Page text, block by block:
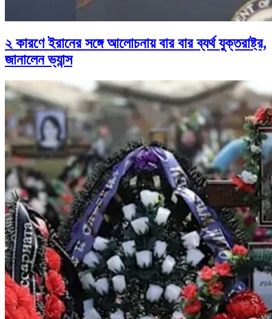
২ কারণে ইরানের সঙ্গে আলোচনায় বার বার ব্যর্থ যুক্তরাষ্ট্র,
জানালেন ভ্যান্স